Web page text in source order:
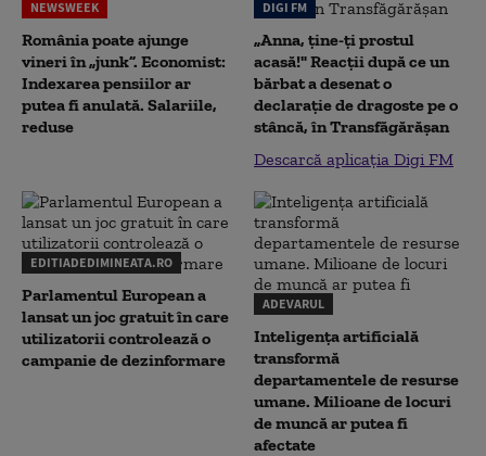
NEWSWEEK
România poate ajunge
vineri în „junk”. Economist:
Indexarea pensiilor ar
putea fi anulată. Salariile,
reduse
DIGI FM
„Anna, ţine-ţi prostul
acasă!" Reacţii după ce un
bărbat a desenat o
declaraţie de dragoste pe o
stâncă, în Transfăgărăşan
Descarcă aplicația Digi FM
EDITIADEDIMINEATA.RO
Parlamentul European a
lansat un joc gratuit în care
utilizatorii controlează o
campanie de dezinformare
ADEVARUL
Inteligența artificială
transformă
departamentele de resurse
umane. Milioane de locuri
de muncă ar putea fi
afectate